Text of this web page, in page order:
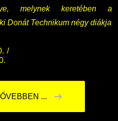
melynek keretében a
Donát Technikum négy diákja
...